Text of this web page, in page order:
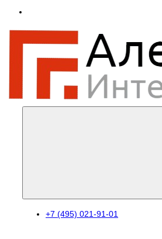
+7 (495) 021-91-01